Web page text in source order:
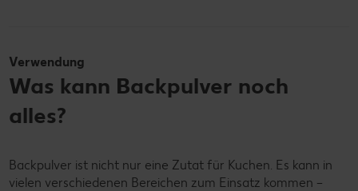
Verwendung
Was kann Backpulver noch
alles?
Backpulver ist nicht nur eine Zutat für Kuchen. Es kann in
vielen verschiedenen Bereichen zum Einsatz kommen –